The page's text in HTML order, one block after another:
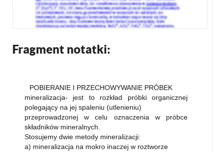
Fragment notatki:
POBIERANIE I PRZECHOWYWANIE PRÓBEK
mineralizacja- jest to rozkład próbki organicznej
polegający na jej spaleniu (utlenieniu)
przeprowadzonej w celu oznaczenia w próbce
składników mineralnych.
Stosujemy dwie metody mineralizacji:
a) mineralizacja na mokro inaczej w roztworze